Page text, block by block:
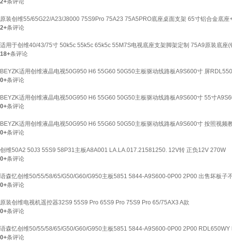
2+条评论
原装创维55/65G22/A23/J8000 75S9Pro 75A23 75A5PRO底座桌面支架 65寸铝合金底座
2+条评论
适用于创维40/43/75寸 50k5c 55k5c 65k5c 55M7S电视底座支架脚架定制 75A9原装底座(
18+条评论
BEYZK适用创维液晶电视50G950 H6 55G60 50G50主板驱动线路板A9S600寸 屏
0+条评论
BEYZK适用创维液晶电视50G950 H6 55G60 50G50主板驱动线路板A9S600寸 55寸
0+条评论
BEYZK适用创维液晶电视50G950 H6 55G60 50G50主板驱动线路板A9S600寸 按照视频
0+条评论
创维50A2 50J3 55S9 58P31主板A8A001 LA.LA.017.21581250. 12V转 正负12V 270W
0+条评论
语森忆创维50/55/58/65/G50/G60/G950主板5851 5844-A9S600-0P00 2P00 出售坏板子
0+条评论
原装创维电视机遥控器32S9 55S9 Pro 65S9 Pro 75S9 Pro 65/75AX3 A款
0+条评论
语森忆创维50/55/58/65/G50/G60/G950主板5851 5844-A9S600-0P00 2P00 RDL650WY
0+条评论